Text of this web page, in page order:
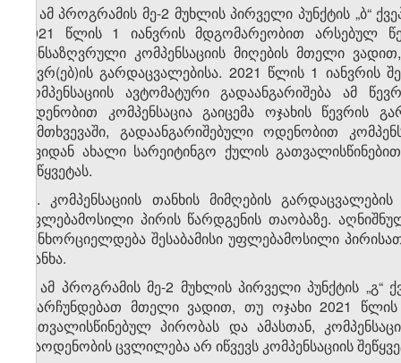
5. ამ პროგრამის მე-2 მუხლის პირველი პუნქტის „ბ“
2021 წლის 1 იანვრის მდგომარეობით არსებულ
განსაზღვრული კომპენსაციის მიღების მთელი
წევრ(ებ)ის გარდაცვალებისა. 2021 წლის 1 იანვრის
კომპენსაციის ავტომატური გადაანგარიშება ამ
ოდენობით კომპენსაცია გაიცემა ოჯახის წევრის
შემთხვევაში, გადაანგარიშებული ოდენობით
თვიდან ახალი სარეიტინგო ქულის
შეწყვეტას.
. კომპენსაციის თანხის მიმღების
უფლებამოსილი პირის წარდგენის თაობაზე.
განხორციელდება შესაბამისი უფლებამოსილი
თანხა.
6. ამ პროგრამის მე-2 მუხლის პირველი პუნქტის „გ“
უნარჩუნდებათ მთელი ვადით, თუ ოჯახი 2021
გათვალისწინებულ პირობას და ამასთან,
რაოდენობის ცვლილება არ იწვევს კომპენსაციის